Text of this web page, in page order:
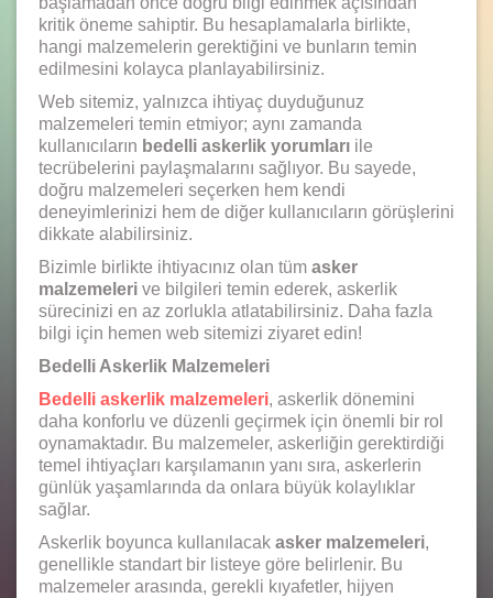
kritik öneme sahiptir. Bu hesaplamalarla birlikte,
hangi malzemelerin gerektiğini ve bunların temin
edilmesini kolayca planlayabilirsiniz.
Web sitemiz, yalnızca ihtiyaç duyduğunuz
malzemeleri temin etmiyor; aynı zamanda
kullanıcıların bedelli askerlik yorumları ile
tecrübelerini paylaşmalarını sağlıyor. Bu sayede,
doğru malzemeleri seçerken hem kendi
deneyimlerinizi hem de diğer kullanıcıların görüşlerini
dikkate alabilirsiniz.
Bizimle birlikte ihtiyacınız olan tüm asker
malzemeleri ve bilgileri temin ederek, askerlik
sürecinizi en az zorlukla atlatabilirsiniz. Daha fazla
bilgi için hemen web sitemizi ziyaret edin!
Bedelli Askerlik Malzemeleri
Bedelli askerlik malzemeleri, askerlik dönemini
daha konforlu ve düzenli geçirmek için önemli bir rol
oynamaktadır. Bu malzemeler, askerliğin gerektirdiği
temel ihtiyaçları karşılamanın yanı sıra, askerlerin
günlük yaşamlarında da onlara büyük kolaylıklar
sağlar.
Askerlik boyunca kullanılacak asker malzemeleri,
genellikle standart bir listeye göre belirlenir. Bu
malzemeler arasında, gerekli kıyafetler, hijyen